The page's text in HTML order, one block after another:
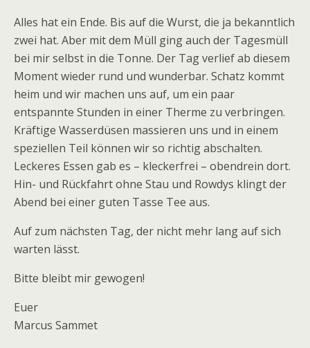
Alles hat ein Ende. Bis auf die Wurst, die ja bekanntlich
zwei hat. Aber mit dem Müll ging auch der Tagesmüll
bei mir selbst in die Tonne. Der Tag verlief ab diesem
Moment wieder rund und wunderbar. Schatz kommt
heim und wir machen uns auf, um ein paar
entspannte Stunden in einer Therme zu verbringen.
Kräftige Wasserdüsen massieren uns und in einem
speziellen Teil können wir so richtig abschalten.
Leckeres Essen gab es – kleckerfrei – obendrein dort.
Hin- und Rückfahrt ohne Stau und Rowdys klingt der
Abend bei einer guten Tasse Tee aus.
Auf zum nächsten Tag, der nicht mehr lang auf sich
warten lässt.
Bitte bleibt mir gewogen!
Euer
Marcus Sammet